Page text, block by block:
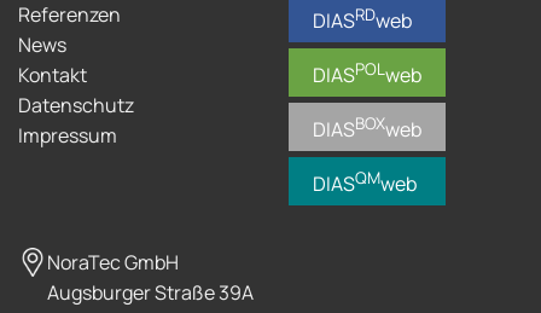
Referenzen
News
Kontakt
Datenschutz
Impressum
DIASRDweb
DIASPOLweb
DIASBOXweb
DIASQMweb
NoraTec GmbH
Augsburger Straße 39A